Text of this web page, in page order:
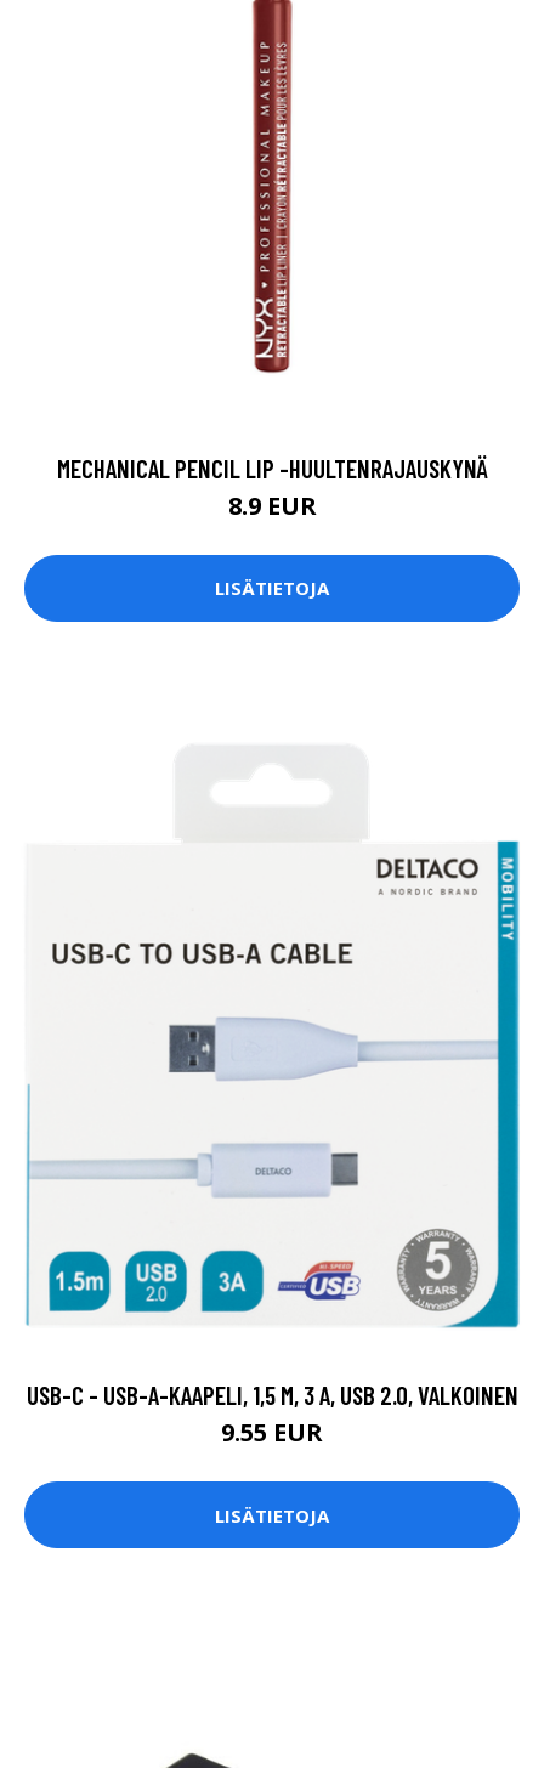
MECHANICAL PENCIL LIP -HUULTENRAJAUSKYNÄ
8.9 EUR
LISÄTIETOJA
USB-C - USB-A-KAAPELI, 1,5 M, 3 A, USB 2.0, VALKOINEN
9.55 EUR
LISÄTIETOJA